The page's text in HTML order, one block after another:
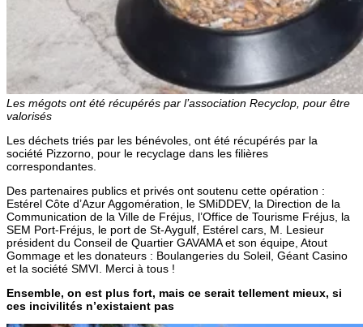
Les mégots ont été récupérés par l’association Recyclop, pour être
valorisés
Les déchets triés par les bénévoles, ont été récupérés par la
société Pizzorno, pour le recyclage dans les filières
correspondantes.
Des partenaires publics et privés ont soutenu cette opération :
Estérel Côte d’Azur Aggomération, le SMiDDEV, la Direction de la
Communication de la Ville de Fréjus, l’Office de Tourisme Fréjus, la
SEM Port-Fréjus, le port de St-Aygulf, Estérel cars, M. Lesieur
président du Conseil de Quartier GAVAMA et son équipe, Atout
Gommage et les donateurs : Boulangeries du Soleil, Géant Casino
et la société SMVI. Merci à tous !
Ensemble, on est plus fort, mais ce serait tellement mieux, si
ces incivilités n’existaient pas